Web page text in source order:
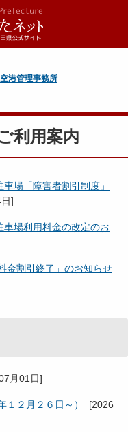
港管理事務所
利用案内
場「障害者割引制度」
]
車場利用料金の改定のお
金割引終了」のお知らせ
月01日]
１２月２６日～） [2026